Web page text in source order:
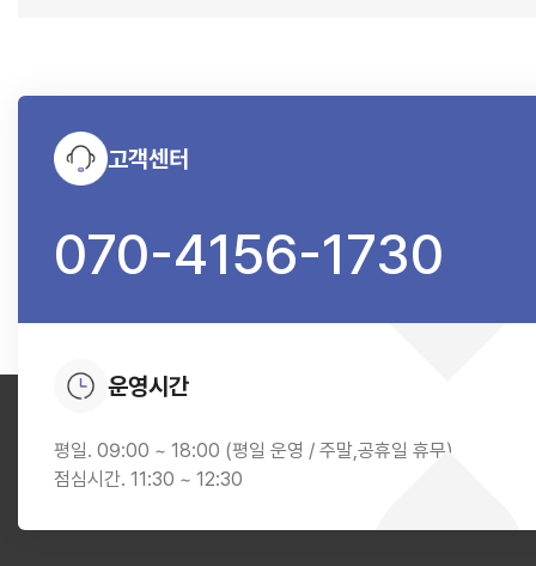
고객센터
070-4156-1730
운영시간
평일. 09:00 ~ 18:00 (평일 운영 / 주말,공휴일 휴무)
점심시간. 11:30 ~ 12:30